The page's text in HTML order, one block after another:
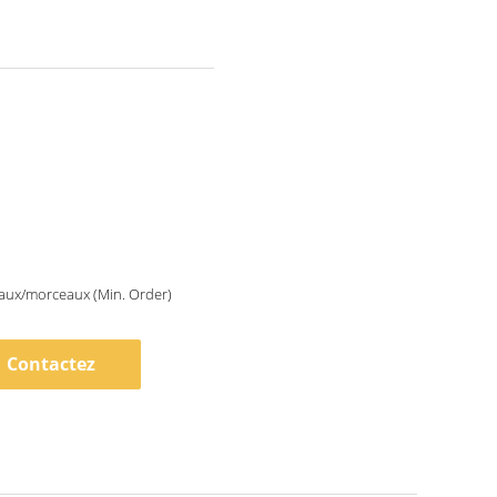
morceaux (Min. Order)
Contactez